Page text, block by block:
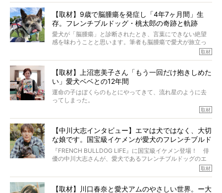
んのインスタグラムを覗くと、たくさんのフレブルアカウ
ントがフォローされていて、わが『FRENCH BULLDOG
LIFE』モデルのnicoやトーラスも、その中の一頭。
そんな中岡さんに、フレブルの魅力を語っていただきまし
た。そのブヒ愛っぷりは、思ってた以上！ ガチ中のガチ
【取材】9歳で脳腫瘍を発症し「4年7ヶ月間」生
存。フレンチブルドッグ・桃太郎の奇跡と軌跡
愛犬が「脳腫瘍」と診断されたとき、言葉にできない絶望
感を味わうことと思います。筆者も脳腫瘍で愛犬が旅立っ
たひとり。だからこそ、どれほど厄介で困難な病気かを理
ところが、フレンチブルドッグの桃太郎は9歳で脳腫瘍を発
症し、なんと4年7ヶ月間も生き抜いたのです。旅立ったと
きの年齢は13歳と11ヶ月、レジェンド級のレジェンドでし
た。さらには、治療後3年間は一度も発作が起きなかったと
いいます。
この事実はフレンチブルドッグだけでなく、脳腫瘍と闘う
太郎のオーナーである佐藤さんご夫婦に、治療の選択やケ
アについて詳しくお話しをうかがいました。
取材
【取材】上沼恵美子さん「もう一回だけ抱きしめた
い」愛犬ベベとの12年間
運命の子はぼくらのもとにやってきて、流れ星のように去
ってしまった。
り添いたいと思う。
その悲しみをいますぐ解消することはできないが、話をき
いて、泣いたり笑ったりするのもいいだろう。
こんな子だった、こんなにいい子だった、ほんとうに愛し
ていたと。
ぼくらは上沼恵美子さんのご自宅へ伺って、お話をきこう
と思った。
取材
【中川大志インタビュー】エマは犬ではなく、大切
な娘です。国宝級イケメンが愛犬のフレンチブルド
ッグと一緒に登場
『FRENCH BULLDOG LIFE』に国宝級イケメン登場！ 俳
優の中川大志さんが、愛犬であるフレンチブルドッグのエ
マちゃん（2歳の女の子）にメロメロとの情報を聞きつけ、
カエピソードが次から次へと飛び出しました。
取材
【取材】川口春奈と愛犬アムのやさしい世界。ー大